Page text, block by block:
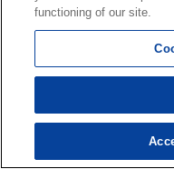
八戸市のスーパーマ
八戸市のショッピン
八戸市のディスカウ
八戸市のアウトレッ
functioning of our site.